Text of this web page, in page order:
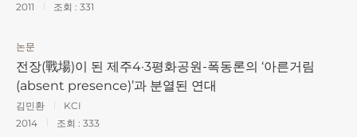
2011
조회 : 331
논문
전장(戰場)이 된 제주4·3평화공원-폭동론의 ‘아른거림
(absent presence)’과 분열된 연대
김민환
KCI
2014
조회 : 333